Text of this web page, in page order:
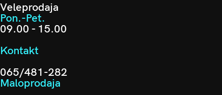
Veleprodaja
Pon.-Pet.
09.00 - 15.00
Kontakt
065/481-282
Maloprodaja